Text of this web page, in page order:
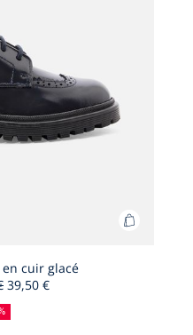
Ajouter
cuir glacé
39,50 €